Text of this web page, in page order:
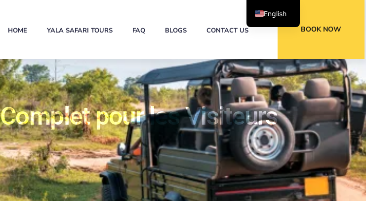
HOME YALA SAFARI TOURS FAQ BLOGS CONTACT US BOOK NOW
pour les Visiteurs
English